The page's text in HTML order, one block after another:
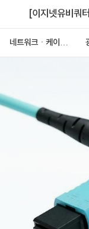
[이지넷유비쿼
네트워크ㆍ케이블